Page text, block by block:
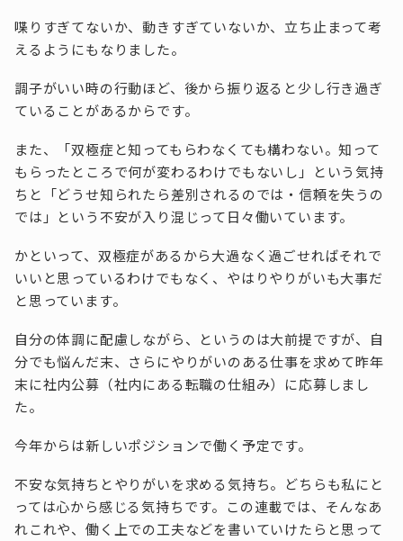
喋りすぎてないか、動きすぎていないか、立ち止まって考
えるようにもなりました。
調子がいい時の行動ほど、後から振り返ると少し行き過ぎ
ていることがあるからです。
また、「双極症と知ってもらわなくても構わない。知って
もらったところで何が変わるわけでもないし」という気持
ちと「どうせ知られたら差別されるのでは・信頼を失うの
では」という不安が入り混じって日々働いています。
かといって、双極症があるから大過なく過ごせればそれで
いいと思っているわけでもなく、やはりやりがいも大事だ
と思っています。
自分の体調に配慮しながら、というのは大前提ですが、自
分でも悩んだ末、さらにやりがいのある仕事を求めて昨年
末に社内公募（社内にある転職の仕組み）に応募しまし
た。
今年からは新しいポジションで働く予定です。
不安な気持ちとやりがいを求める気持ち。どちらも私にと
っては心から感じる気持ちです。この連載では、そんなあ
れこれや、働く上での工夫などを書いていけたらと思って